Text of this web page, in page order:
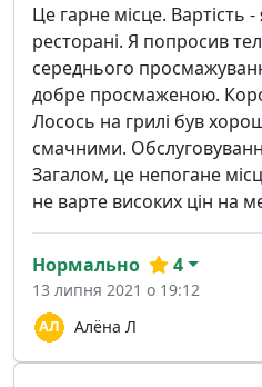
Це гарне місце. Вартість
ресторані. Я попросив
середнього
добре просмаженою.
Лосось на грилі був
смачними.
Загалом, це непогане
не варте високих цін на
Алёна Л
Нормально 4
13 липня 2021 о 19:12